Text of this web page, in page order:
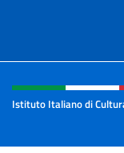
del sitio
Istituto Italiano di